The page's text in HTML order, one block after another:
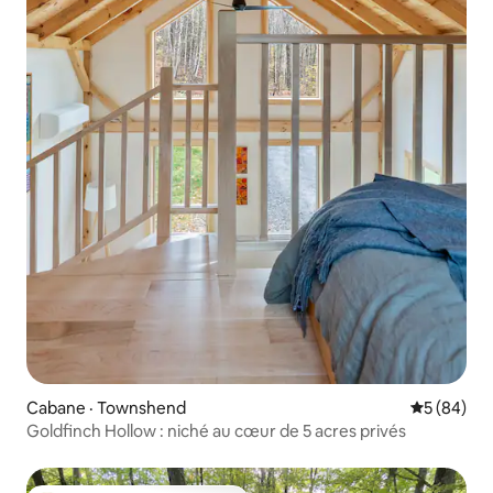
Cabane · Townshend Note
5 (84)
Goldfinch Hollow : niché au cœur de 5 acres privés